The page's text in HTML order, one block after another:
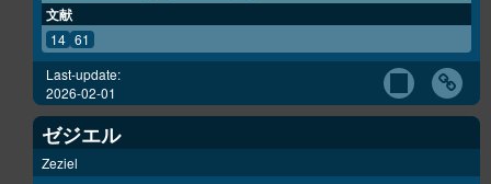
文献
14 61
Last-update:
2026-02-01
ゼジエル
Zeziel